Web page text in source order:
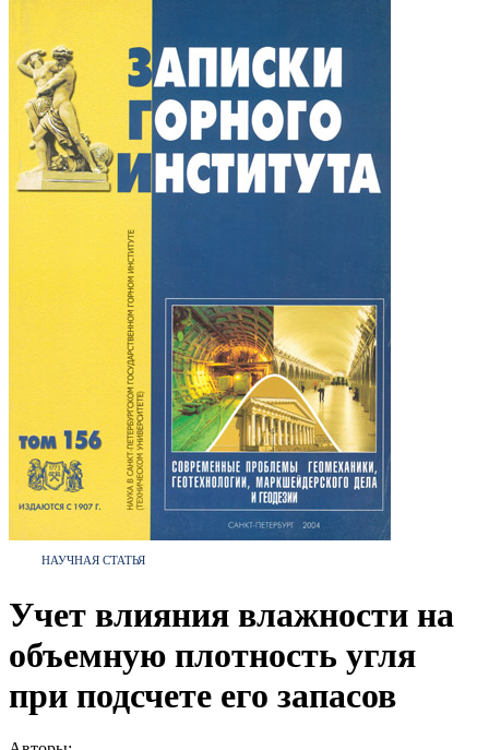
НАУЧНАЯ СТАТЬЯ
Учет влияния влажности на
объемную плотность угля
при подсчете его запасов